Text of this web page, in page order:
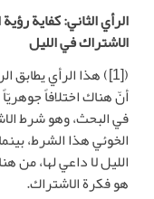
الرأي الثاني: كفاية
الاشتراك في الليل
([1]) هذا الرأي يطابق
أنّ هناك اختلافاً
في البحث، وهو شرط
الخوئي هذا الشرط،
الليل لا داعي لها،
هو فكرة الاشتراك.